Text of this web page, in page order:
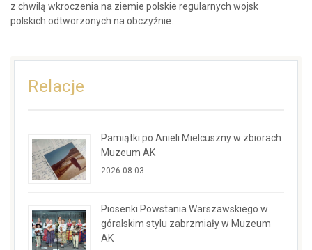
z chwilą wkroczenia na ziemie polskie regularnych wojsk
polskich odtworzonych na obczyźnie.
Relacje
Pamiątki po Anieli Mielcuszny w zbiorach
Muzeum AK
2026-08-03
Piosenki Powstania Warszawskiego w
góralskim stylu zabrzmiały w Muzeum
AK